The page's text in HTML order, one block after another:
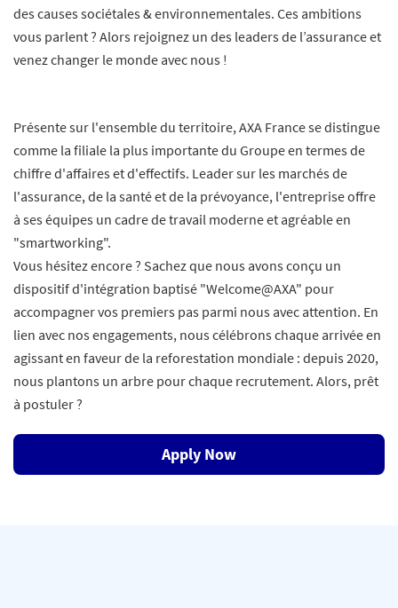
des causes sociétales & environnementales. Ces ambitions
vous parlent ? Alors rejoignez un des leaders de l’assurance et
venez changer le monde avec nous !
Présente sur l'ensemble du territoire, AXA France se distingue
comme la filiale la plus importante du Groupe en termes de
chiffre d'affaires et d'effectifs. Leader sur les marchés de
l'assurance, de la santé et de la prévoyance, l'entreprise offre
à ses équipes un cadre de travail moderne et agréable en
"smartworking".
Vous hésitez encore ? Sachez que nous avons conçu un
dispositif d'intégration baptisé "Welcome@AXA" pour
accompagner vos premiers pas parmi nous avec attention. En
lien avec nos engagements, nous célébrons chaque arrivée en
agissant en faveur de la reforestation mondiale : depuis 2020,
nous plantons un arbre pour chaque recrutement. Alors, prêt
à postuler ?
Apply Now